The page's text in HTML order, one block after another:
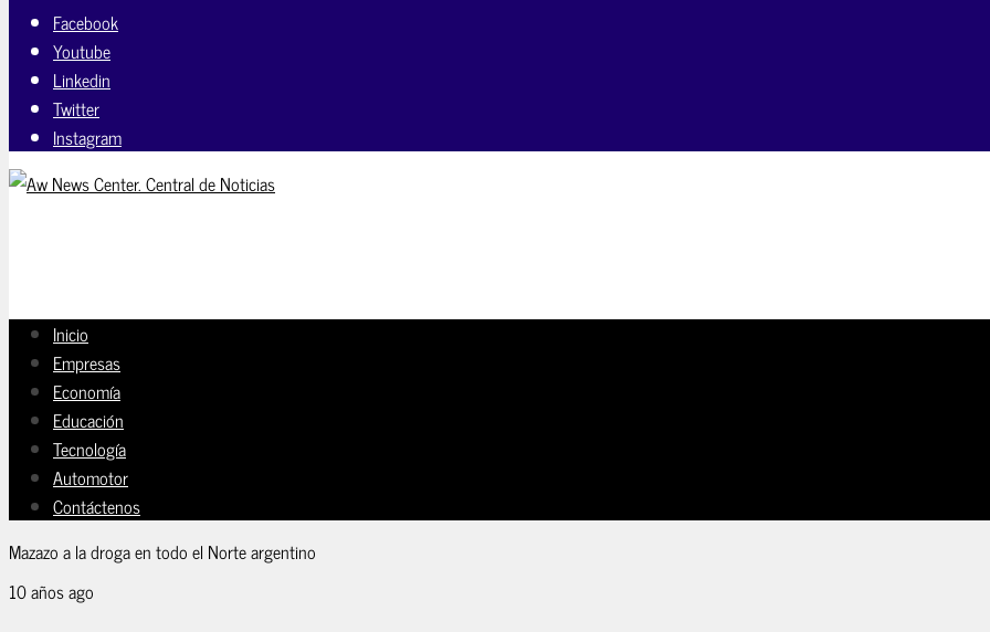
Facebook
Youtube
Linkedin
Twitter
Instagram
Inicio
Empresas
Economía
Educación
Tecnología
Automotor
Contáctenos
Mazazo a la droga en todo el Norte argentino
10 años ago